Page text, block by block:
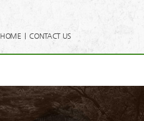
HOME |CONTACT US